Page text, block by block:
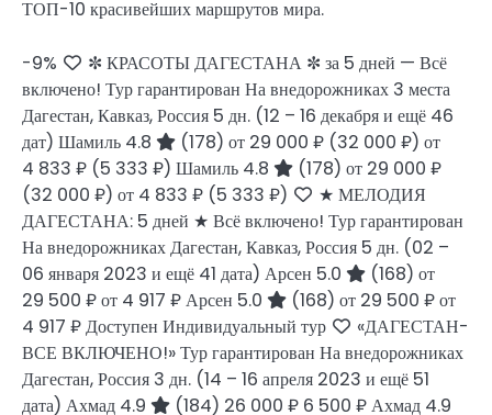
ТОП-10 красивейших маршрутов мира.
-9%
✼ КРАСОТЫ ДАГЕСТАНА ✼ за 5 дней — Всё
включено! Тур гарантирован На внедорожниках 3 места
Дагестан, Кавказ, Россия 5 дн. (12 – 16 декабря и ещё 46
дат) Шамиль 4.8 (178) от 29 000 ₽ (32 000 ₽) от
4 833 ₽ (5 333 ₽) Шамиль 4.8 (178) от 29 000 ₽
(32 000 ₽) от 4 833 ₽ (5 333 ₽)
★ МЕЛОДИЯ
ДАГЕСТАНА: 5 дней ★ Всё включено! Тур гарантирован
На внедорожниках Дагестан, Кавказ, Россия 5 дн. (02 –
06 января 2023 и ещё 41 дата) Арсен 5.0 (168) от
29 500 ₽от 4 917 ₽Арсен 5.0 (168) от 29 500 ₽от
4 917 ₽Доступен Индивидуальный тур
«ДАГЕСТАН-
ВСЕ ВКЛЮЧЕНО!» Тур гарантирован На внедорожниках
Дагестан, Россия 3 дн. (14 – 16 апреля 2023 и ещё 51
дата) Ахмад 4.9 (184) 26 000 ₽ 6 500 ₽Ахмад 4.9